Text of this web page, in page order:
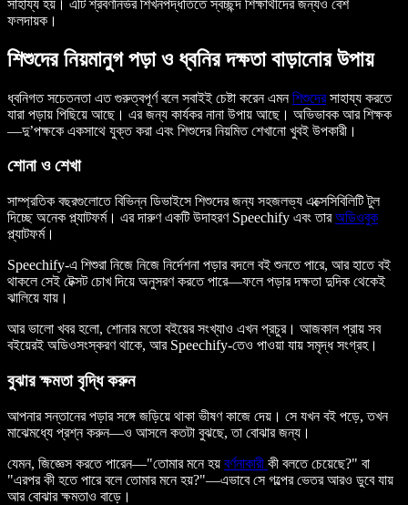
সাহায্য হয়। এটি শ্রবণনির্ভর শিখনপদ্ধতিতে স্বচ্ছন্দ শিক্ষার্থীদের জন্যও বেশ
ফলদায়ক।
শিশুদের নিয়মানুগ পড়া ও ধ্বনির দক্ষতা বাড়ানোর উপায়
ধ্বনিগত সচেতনতা এত গুরুত্বপূর্ণ বলে সবাইই চেষ্টা করেন এমনশিশুদেরসাহায্য করতে
যারা পড়ায় পিছিয়ে আছে। এর জন্য কার্যকর নানা উপায় আছে। অভিভাবক আর শিক্ষক
—দু’পক্ষকে একসাথে যুক্ত করা এবং শিশুদের নিয়মিত শেখানো খুবই উপকারী।
শোনা ও শেখা
সাম্প্রতিক বছরগুলোতে বিভিন্ন ডিভাইসে শিশুদের জন্য সহজলভ্য এক্সেসিবিলিটি টুল
দিচ্ছে অনেক প্ল্যাটফর্ম। এর দারুণ একটি উদাহরণ Speechify এবং তারঅডিওবুক
প্ল্যাটফর্ম।
Speechify-এ শিশুরা নিজে নিজে নির্দেশনা পড়ার বদলে বই শুনতে পারে, আর হাতে বই
থাকলে সেই টেক্সট চোখ দিয়ে অনুসরণ করতে পারে—ফলে পড়ার দক্ষতা দুদিক থেকেই
ঝালিয়ে যায়।
আর ভালো খবর হলো, শোনার মতো বইয়ের সংখ্যাও এখন প্রচুর। আজকাল প্রায় সব
বইয়েরই অডিওসংস্করণ থাকে, আর Speechify-তেও পাওয়া যায় সমৃদ্ধ সংগ্রহ।
বুঝার ক্ষমতা বৃদ্ধি করুন
আপনার সন্তানের পড়ার সঙ্গে জড়িয়ে থাকা ভীষণ কাজে দেয়। সে যখন বই পড়ে, তখন
মাঝেমধ্যে প্রশ্ন করুন—ও আসলে কতটা বুঝছে, তা বোঝার জন্য।
যেমন, জিজ্ঞেস করতে পারেন—"তোমার মনে হয় বর্ণনাকারী কী বলতে চেয়েছে?" বা
"এরপর কী হতে পারে বলে তোমার মনে হয়?"—এভাবে সে গল্পের ভেতর আরও ডুবে যায়
আর বোঝার ক্ষমতাও বাড়ে।